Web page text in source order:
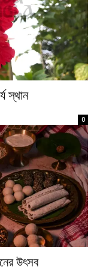
স্থান
0
উৎসব